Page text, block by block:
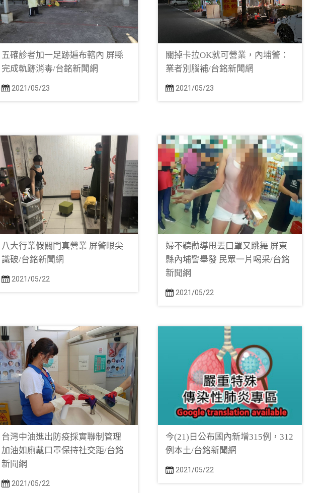
五確診者加一足跡遍布轄內 屏縣
完成軌跡消毒/台銘新聞網
2021/05/23
關掉卡拉OK就可營業，內埔警：
業者別腦補/台銘新聞網
2021/05/23
八大行業假關門真營業 屏警眼尖
識破/台銘新聞網
2021/05/22
婦不聽勸導甩丟口罩又跳舞 屏東
縣內埔警舉發 民眾一片喝采/台銘
新聞網
2021/05/22
台灣中油進出防疫採實聯制管理
加油如廁戴口罩保持社交距/台銘
新聞網
2021/05/22
今(21)日公布國內新增315例，312
例本土/台銘新聞網
2021/05/22